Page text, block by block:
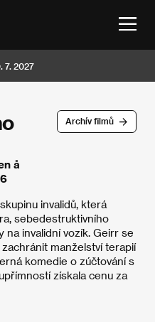
7. 2027
Archív filmů
å
invalidů, která
sebedestruktivního
na invalidní vozík. Geirr se
manželství terapií
komedie o zúčtování s
získala cenu za